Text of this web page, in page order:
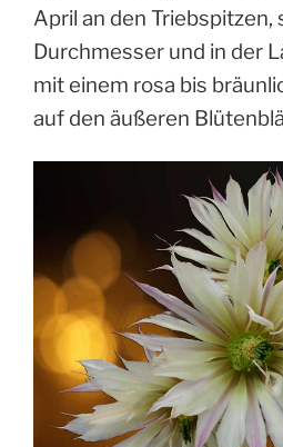
April an den Triebspitzen,
Durchmesser und in der
mit einem rosa bis
auf den äußeren